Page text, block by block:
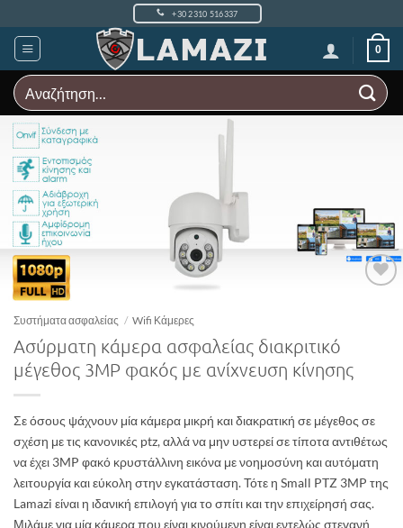
στο
περιεχόμενο
+30 2310 516337
0
Αναζήτηση
για:
Συστήματα ασφαλείας / Wifi Κάμερες
Ασύρματη κάμερα ασφαλείας διακριτικό
μέγεθος 3MP φακός με ανίχνευση κίνησης
Σε όσους ψάχνουν μία κάμερα μικρή και διακρατική σε μέγεθος σε
σχέση με τις κανονικές ptz, αλλά να μην υστερεί σε τίποτα αντιθέτως
να έχει 3MP φακό κρυστάλλινη εικόνα με νοημοσύνη και αυτόματη
λειτουργία και εύκολη στην εγκατάσταση. Τότε η Small PTZ 3MP της
Lamazi είναι η ιδανική επιλογή για το σπίτι και την επιχείρησή σας.
Μιλάμε για μία κάμερα που είναι κινούμενη είναι εντελώς στεγανή